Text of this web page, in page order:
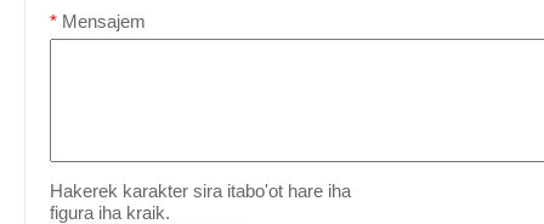
* Mensajem
Hakerek karakter sira itabo'ot hare iha
figura iha kraik.